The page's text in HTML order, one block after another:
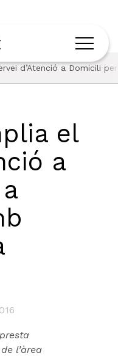
d’Atenció a Domicili
el
a
l’àrea